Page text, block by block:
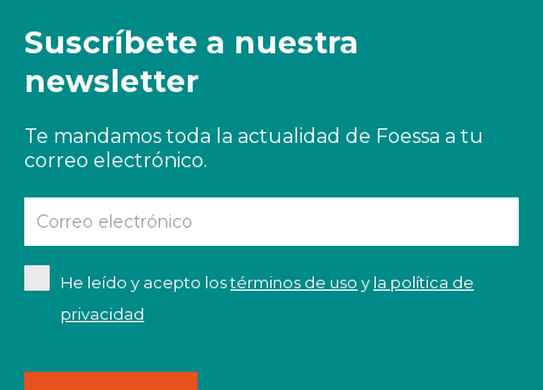
Suscríbete a nuestra
newsletter
Te mandamos toda la actualidad de Foessa a tu
correo electrónico.
He leído y acepto lostérminos de uso y la política de
privacidad